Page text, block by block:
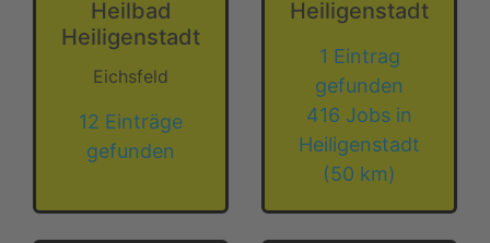
Heilbad
Heiligenstadt
Eichsfeld
12 Einträge
gefunden
Heiligenstadt
1 Eintrag
gefunden
416 Jobs in
Heiligenstadt
(50 km)